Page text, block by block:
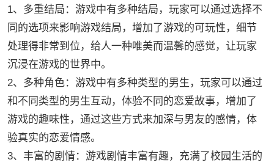
1、多重结局：游戏中有多种结局，玩家可以通过选择不
同的选项来影响游戏结局，增加了游戏的可玩性，细节
处理得非常到位，给人一种唯美而温馨的感觉，让玩家
沉浸在游戏的世界中。
2、多种角色：游戏中有多种类型的男生，玩家可以通过
和不同类型的男生互动，体验不同的恋爱故事，增加了
游戏的趣味性，通过这些方式来加深与男友的感情，体
验真实的恋爱情感。
3、丰富的剧情：游戏剧情丰富有趣，充满了校园生活的